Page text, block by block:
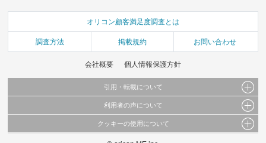
オリコン顧客満足度調査とは
調査方法 掲載規約 お問い合わせ
会社概要 個人情報保護方針
引用・転載について
当サイトで公開されている情報（文字、写真、イラスト、画像データ等）及びこれらの配
これらの情報を権利者の許可なく無断転載・複製などの二次利用を行うことは固く禁じて
利用者の声について
当サイトに掲載している内容はすべてサービスの利用者が提出された見解・感想です。
クッキーの使用について